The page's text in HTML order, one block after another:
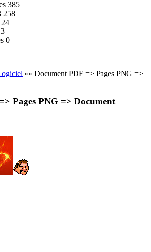
385
258
24
0
»» Document PDF => Pages PNG =>
Pages PNG => Document